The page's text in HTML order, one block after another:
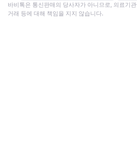
바비톡은 통신판매의 당사자가 아니므로, 의료기
거래 등에 대해 책임을 지지 않습니다.